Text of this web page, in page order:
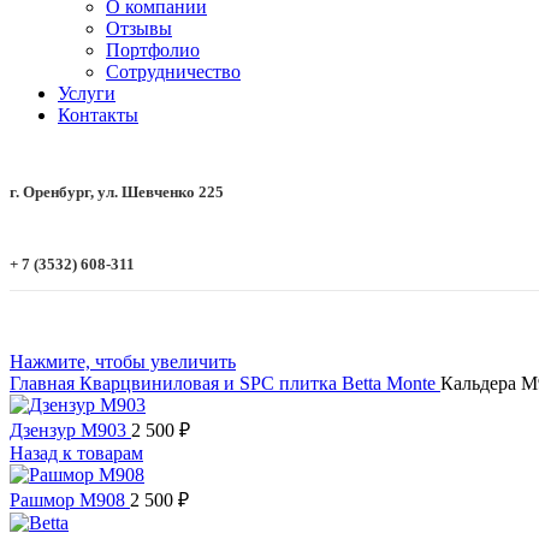
О компании
Отзывы
Портфолио
Сотрудничество
Услуги
Контакты
г. Оренбург, ул. Шевченко 225
+ 7 (3532) 608-311
Нажмите, чтобы увеличить
Главная Кварцвиниловая и SPC плитка Betta Monte Кальдера
Дзензур M903 2 500 ₽
Назад к товарам
Рашмор M908 2 500 ₽